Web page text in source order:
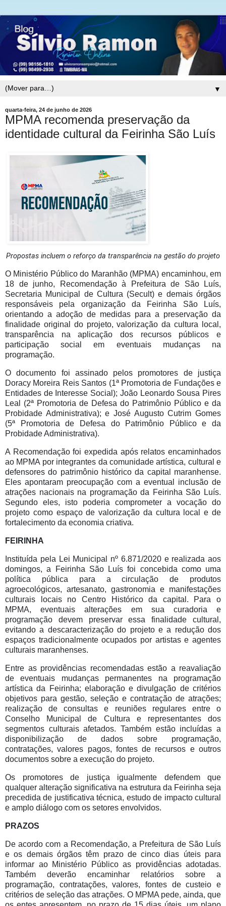
▼
quarta-feira, 24 de junho de 2026
MPMA recomenda preservação da
identidade cultural da Feirinha São Luís
Propostas incluem o reforço da transparência na gestão do projeto
O Ministério Público do Maranhão (MPMA) encaminhou, em
18 de junho, Recomendação à Prefeitura de São Luís,
Secretaria Municipal de Cultura (Secult) e demais órgãos
responsáveis pela organização da Feirinha São Luís,
orientando a adoção de medidas para a preservação da
finalidade original do projeto, valorização da cultura local,
transparência na aplicação dos recursos públicos e
participação social em eventuais mudanças na
programação.
O documento foi assinado pelos promotores de justiça
Doracy Moreira Reis Santos (1ª Promotoria de Fundações e
Entidades de Interesse Social); João Leonardo Sousa Pires
Leal (2ª Promotoria de Defesa do Patrimônio Público e da
Probidade Administrativa); e José Augusto Cutrim Gomes
(5ª Promotoria de Defesa do Patrimônio Público e da
Probidade Administrativa).
A Recomendação foi expedida após relatos encaminhados
ao MPMA por integrantes da comunidade artística, cultural e
defensores do patrimônio histórico da capital maranhense.
Eles apontaram preocupação com a eventual inclusão de
atrações nacionais na programação da Feirinha São Luís.
Segundo eles, isto poderia comprometer a vocação do
projeto como espaço de valorização da cultura local e de
fortalecimento da economia criativa.
FEIRINHA
Instituída pela Lei Municipal nº 6.871/2020 e realizada aos
domingos, a Feirinha São Luís foi concebida como uma
política pública para a circulação de produtos
agroecológicos, artesanato, gastronomia e manifestações
culturais locais no Centro Histórico da capital. Para o
MPMA, eventuais alterações em sua curadoria e
programação devem preservar essa finalidade cultural,
evitando a descaracterização do projeto e a redução dos
espaços tradicionalmente ocupados por artistas e agentes
culturais maranhenses.
Entre as providências recomendadas estão a reavaliação
de eventuais mudanças permanentes na programação
artística da Feirinha; elaboração e divulgação de critérios
objetivos para gestão, seleção e contratação de atrações;
realização de consultas e reuniões regulares entre o
Conselho Municipal de Cultura e representantes dos
segmentos culturais afetados. Também estão incluídas a
disponibilização de dados sobre programação,
contratações, valores pagos, fontes de recursos e outros
documentos sobre a execução do projeto.
Os promotores de justiça igualmente defendem que
qualquer alteração significativa na estrutura da Feirinha seja
precedida de justificativa técnica, estudo de impacto cultural
e amplo diálogo com os setores envolvidos.
PRAZOS
De acordo com a Recomendação, a Prefeitura de São Luís
e os demais órgãos têm prazo de cinco dias úteis para
informar ao Ministério Público as providências adotadas.
Também deverão encaminhar relatórios sobre a
programação, contratações, valores, fontes de custeio e
critérios de seleção das atrações. O MPMA pede, ainda, que